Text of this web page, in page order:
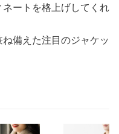
ートを格上げしてくれ
備えた注目のジャケッ